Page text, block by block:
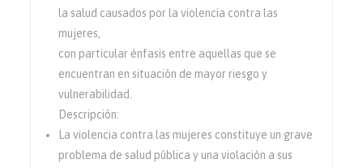
la salud causados por la violencia contra las
mujeres,
con particular énfasis entre aquellas que se
encuentran en situación de mayor riesgo y
vulnerabilidad.
Descripción:
La violencia contra las mujeres constituye un grave
problema de salud pública y una violación a sus